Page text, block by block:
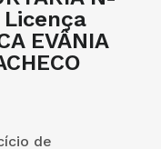
EVÂNIA
de